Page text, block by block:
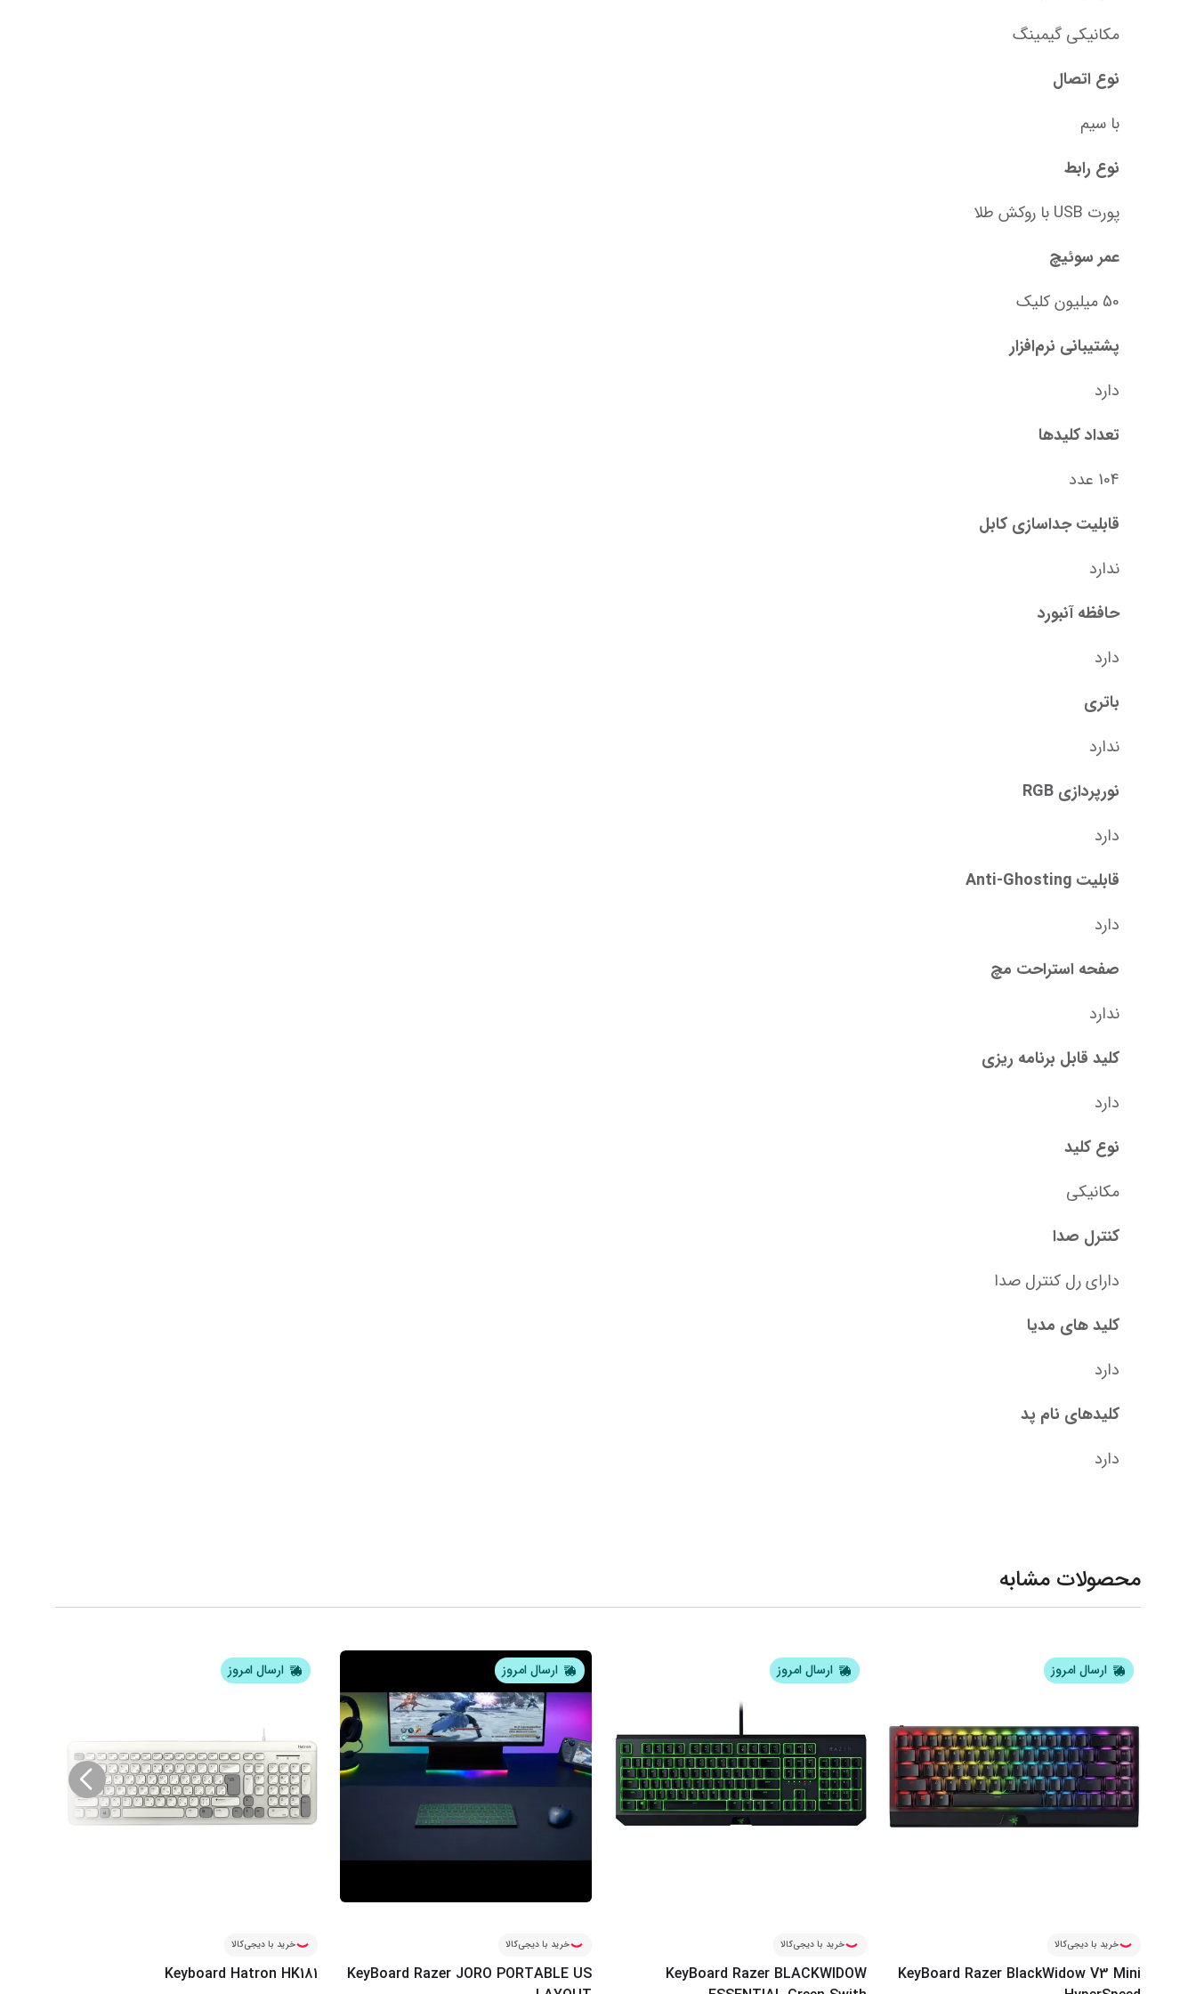
مکانیکی گیمینگ
نوع اتصال
با سیم
نوع رابط
پورت USB با روکش طلا
عمر سوئیچ
50 میلیون کلیک
پشتیبانی نرم‌افزار
دارد
تعداد کلید‌ها
104 عدد
قابلیت جداسازی کابل
ندارد
حافظه آنبورد
دارد
باتری
ندارد
نورپردازی RGB
دارد
قابلیت Anti-Ghosting
دارد
صفحه استراحت مچ
ندارد
کلید قابل برنامه ریزی
دارد
نوع کلید
مکانیکی
کنترل صدا
دارای رل کنترل صدا
کلید های مدیا
دارد
کلیدهای نام پد
دارد
محصولات مشابه
ارسال امروز
خرید با دیجی‌کالا
KeyBoard Razer BlackWidow V3 Mini
ارسال امروز
خرید با دیجی‌کالا
KeyBoard Razer BLACKWIDOW
ارسال امروز
خرید با دیجی‌کالا
KeyBoard Razer JORO PORTABLE US
ارسال امروز
خرید با دیجی‌کالا
Keyboard Hatron HK181